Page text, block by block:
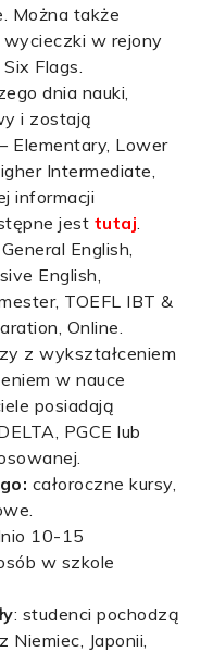
Można także
w rejony
Flags.
dnia nauki,
i zostają
Elementary, Lower
Intermediate,
informacji
jest tutaj.
General English,
English,
TOEFL IBT &
Online.
z wykształceniem
w nauce
posiadają
PGCE lub
całoroczne kursy,
10-15
w szkole
: studenci pochodzą
Japonii,